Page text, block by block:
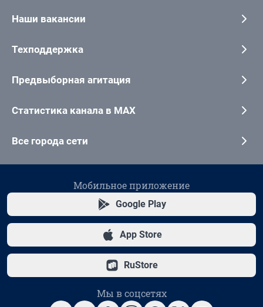
Наши вакансии
Техподдержка
Предвыборная агитация
Статистика канала в MAX
Все города сети
Мобильное приложение
Google Play
App Store
RuStore
Мы в соцсетях